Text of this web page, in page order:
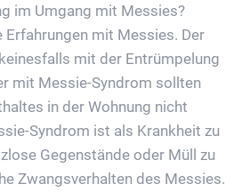
im Umgang mit Messies?
Erfahrungen mit Messies. Der
mit der Entrümpelung
mit Messie-Syndrom sollten
in der Wohnung nicht
Syndrom ist als Krankheit zu
Gegenstände oder Müll zu
Zwangsverhalten des Messies.